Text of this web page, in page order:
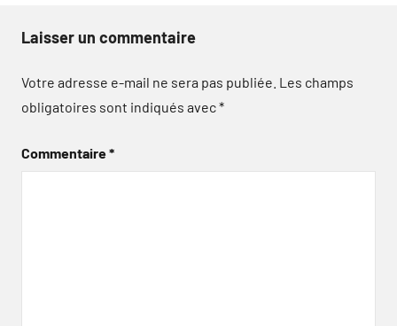
Laisser un commentaire
Votre adresse e-mail ne sera pas publiée. Les champs
obligatoires sont indiqués avec*
Commentaire*